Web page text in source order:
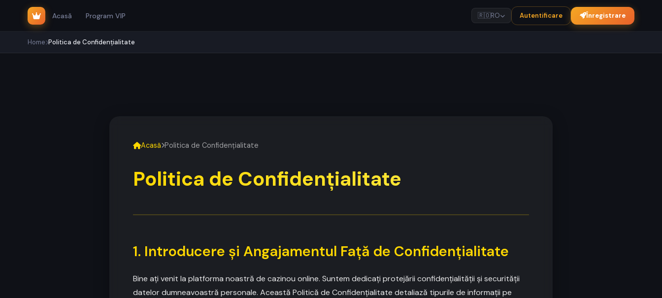
Acasă Program VIP 🇷🇴RO Autentificare Înregistrare
Home Politica de Confidențialitate
Acasă Politica de Confidențialitate
Politica de Confidențialitate
1. Introducere și Angajamentul Față de Confidențialitate
Bine ați venit la platforma noastră de cazinou online. Suntem dedicați protejării confidențialității și securității
datelor dumneavoastră personale. Această Politică de Confidențialitate detaliază tipurile de informații pe